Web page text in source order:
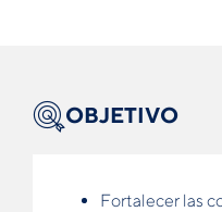
OBJETIVO
Fortalecer las